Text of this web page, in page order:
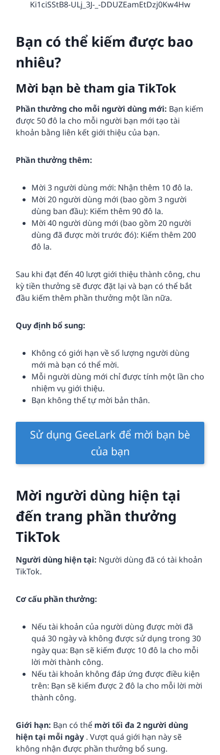
Bạn có thể kiếm được bao
nhiêu?
Mời bạn bè tham gia TikTok
Phần thưởng cho mỗi người dùng mới: Bạn kiếm
được 50 đô la cho mỗi người bạn mới tạo tài
khoản bằng liên kết giới thiệu của bạn.
Phần thưởng thêm:
Mời 3 người dùng mới: Nhận thêm 10 đô la.
Mời 20 người dùng mới (bao gồm 3 người
dùng ban đầu): Kiếm thêm 90 đô la.
Mời 40 người dùng mới (bao gồm 20 người
dùng đã được mời trước đó): Kiếm thêm 200
đô la.
Sau khi đạt đến 40 lượt giới thiệu thành công, chu
kỳ tiền thưởng sẽ được đặt lại và bạn có thể bắt
đầu kiếm thêm phần thưởng một lần nữa.
Quy định bổ sung:
Không có giới hạn về số lượng người dùng
mới mà bạn có thể mời.
Mỗi người dùng mới chỉ được tính một lần cho
nhiệm vụ giới thiệu.
Bạn không thể tự mời bản thân.
Sử dụng GeeLark để mời bạn bè
của bạn
Mời người dùng hiện tại
đến trang phần thưởng
TikTok
Người dùng hiện tại: Người dùng đã có tài khoản
TikTok.
Cơ cấu phần thưởng:
Nếu tài khoản của người dùng được mời đã
quá 30 ngày và không được sử dụng trong 30
ngày qua: Bạn sẽ kiếm được 10 đô la cho mỗi
lời mời thành công.
Nếu tài khoản không đáp ứng được điều kiện
trên: Bạn sẽ kiếm được 2 đô la cho mỗi lời mời
thành công.
Giới hạn: Bạn có thể mời tối đa 2 người dùng
hiện tại mỗi ngày . Vượt quá giới hạn này sẽ
không nhận được phần thưởng bổ sung.